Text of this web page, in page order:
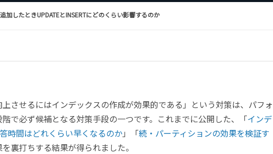
加したときUPDATEとINSERTにどのくらい影響するのか
上させるにはインデックスの作成が効果的である」という対策は、パフォ
で必ず候補となる対策手段の一つです。これまでに公開した、「インデ
時間はどれくらい早くなるのか」「続・パーティションの効果を検証す
裏打ちする結果が得られました。